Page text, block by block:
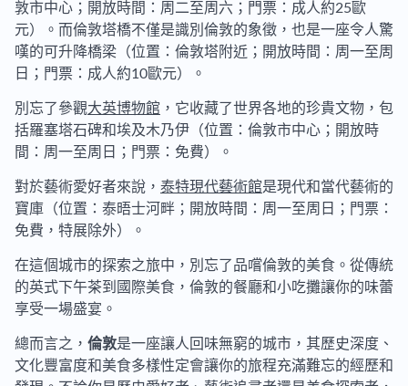
敦市中心；開放時間：周二至周六；門票：成人約25歐
元）。而倫敦塔橋不僅是識別倫敦的象徵，也是一座令人驚
嘆的可升降橋梁（位置：倫敦塔附近；開放時間：周一至周
日；門票：成人約10歐元）。
別忘了參觀大英博物館 ，它收藏了世界各地的珍貴文物，包
括羅塞塔石碑和埃及木乃伊（位置：倫敦市中心；開放時
間：周一至周日；門票：免費）。
對於藝術愛好者來說， 泰特現代藝術館是現代和當代藝術的
寶庫（位置：泰晤士河畔；開放時間：周一至周日；門票：
免費，特展除外）。
在這個城市的探索之旅中，別忘了品嚐倫敦的美食。從傳統
的英式下午茶到國際美食，倫敦的餐廳和小吃攤讓你的味蕾
享受一場盛宴。
總而言之， 倫敦是一座讓人回味無窮的城市，其歷史深度、
文化豐富度和美食多樣性定會讓你的旅程充滿難忘的經歷和